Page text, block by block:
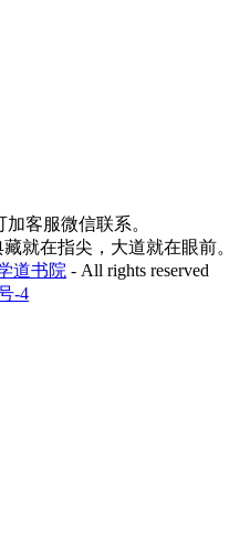
客服微信联系。
就在指尖，大道就在眼前。
道书院 - All rights reserved
-4